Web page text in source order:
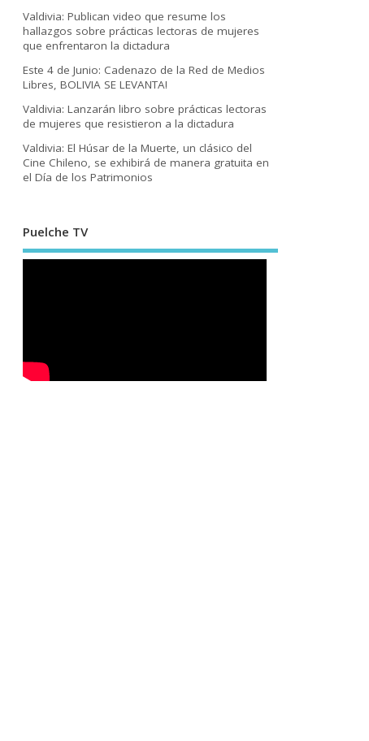
Valdivia: Publican video que resume los
hallazgos sobre prácticas lectoras de mujeres
que enfrentaron la dictadura
Este 4 de Junio: Cadenazo de la Red de Medios
Libres, BOLIVIA SE LEVANTA!
Valdivia: Lanzarán libro sobre prácticas lectoras
de mujeres que resistieron a la dictadura
Valdivia: El Húsar de la Muerte, un clásico del
Cine Chileno, se exhibirá de manera gratuita en
el Día de los Patrimonios
Puelche TV